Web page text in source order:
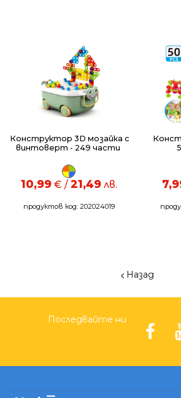
Конструктор 3D мозайка с
винтоверт - 249 части
10,99€ / 21,49лв.
продуктов код: 202024019
Назад
Последвайте ни